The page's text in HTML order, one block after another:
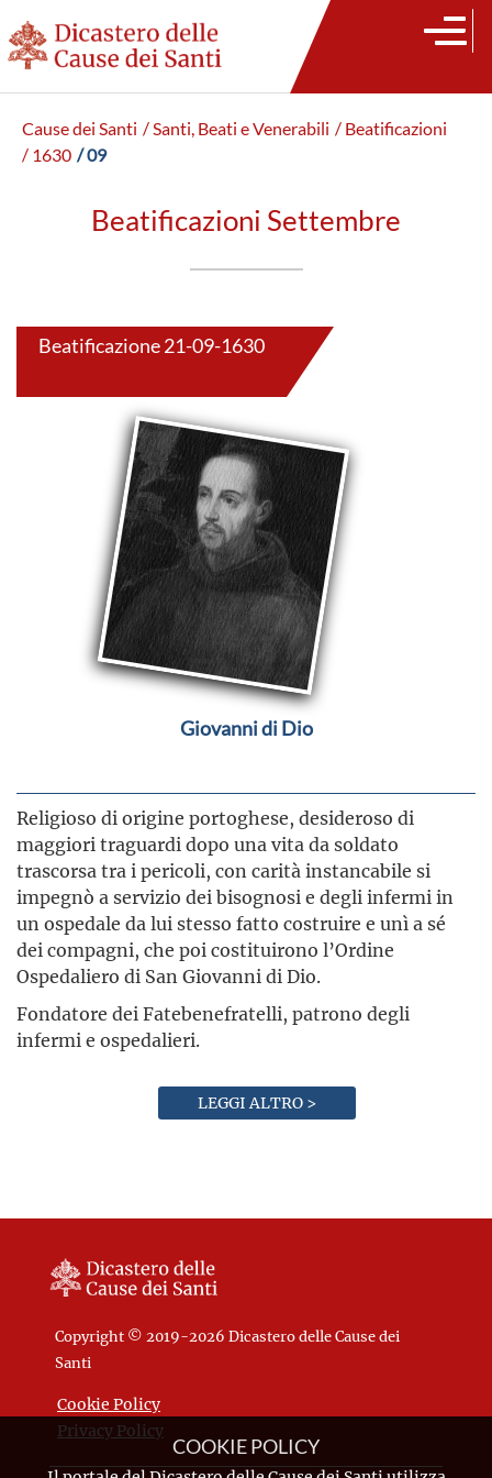
Cause dei Santi / Santi, Beati e Venerabili / Beatificazioni
/ 1630 / 09
Beatificazioni Settembre
Beatificazione 21-09-1630
Giovanni di Dio
Religioso di origine portoghese, desideroso di
maggiori traguardi dopo una vita da soldato
trascorsa tra i pericoli, con carità instancabile si
impegnò a servizio dei bisognosi e degli infermi in
un ospedale da lui stesso fatto costruire e unì a sé
dei compagni, che poi costituirono l’Ordine
Ospedaliero di San Giovanni di Dio.
Fondatore dei Fatebenefratelli, patrono degli
infermi e ospedalieri.
LEGGI ALTRO >
Copyright © 2019-2026 Dicastero delle Cause dei
Santi
Cookie Policy
Privacy Policy
COOKIE POLICY